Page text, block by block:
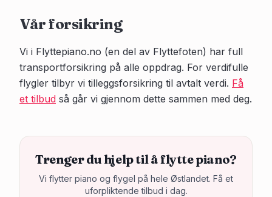
Vår forsikring
Vi i Flyttepiano.no (en del av Flyttefoten) har full
transportforsikring på alle oppdrag. For verdifulle
flygler tilbyr vi tilleggsforsikring til avtalt verdi. Få
et tilbud så går vi gjennom dette sammen med deg.
Trenger du hjelp til å flytte piano?
Vi flytter piano og flygel på hele Østlandet. Få et
uforpliktende tilbud i dag.